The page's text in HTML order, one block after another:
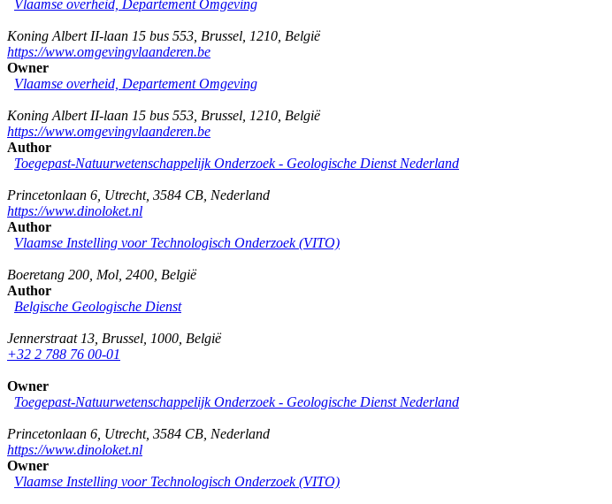
Vlaamse overheid, Departement Omgeving
Koning Albert II-laan 15 bus 553 Brussel 1210 België
https://www.omgevingvlaanderen.be
Owner
Vlaamse overheid, Departement Omgeving
Koning Albert II-laan 15 bus 553 Brussel 1210 België
https://www.omgevingvlaanderen.be
Author
Toegepast-Natuurwetenschappelijk Onderzoek - Geologische Dienst Nederland
Princetonlaan 6 Utrecht, 3584 CB Nederland
https://www.dinoloket.nl
Author
Vlaamse Instelling voor Technologisch Onderzoek (VITO)
Boeretang 200 Mol 2400 België
Author
Belgische Geologische Dienst
Jennerstraat 13 Brussel 1000 België
+32 2 788 76 00-01
Owner
Toegepast-Natuurwetenschappelijk Onderzoek - Geologische Dienst Nederland
Princetonlaan 6 Utrecht, 3584 CB Nederland
https://www.dinoloket.nl
Owner
Vlaamse Instelling voor Technologisch Onderzoek (VITO)